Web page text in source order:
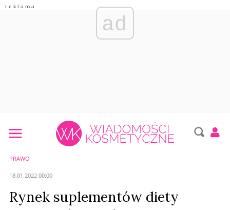
ad
PRAWO
18.01.2022 00:00
Rynek suplementów diety